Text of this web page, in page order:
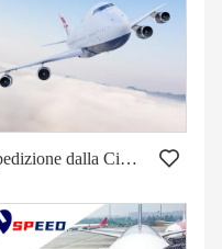
Spedizione dalla Cina a Dubai per via aerea